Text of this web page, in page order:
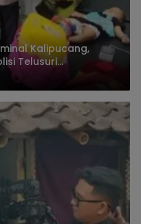
Kalipucang,
Telusuri